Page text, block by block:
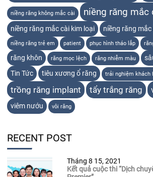
niềng răng không mắc cài niềng răng mắc
niềng răng mắc cài kim loại niềng răng
niềng răng trẻ em patient phục hình tháo lắp
răng khôn răng mọc lệch răng nhiễm màu
Tin Tức
tiêu xương ổ răng trải nghiệm khách
trồng răng implant tẩy trắng răng
viêm nướu vôi răng
RECENT POST
Tháng 8 15, 2021
Kết quả cuộc thi “Dịch